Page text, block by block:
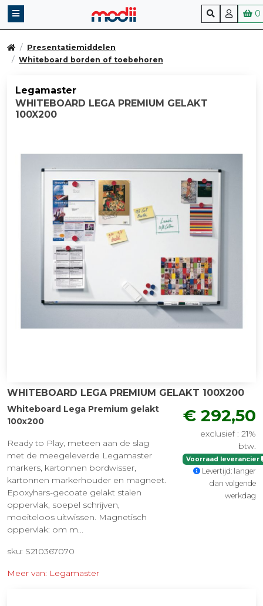
0
Presentatiemiddelen
Whiteboard borden of toebehoren
Legamaster
WHITEBOARD LEGA PREMIUM GELAKT
100X200
WHITEBOARD LEGA PREMIUM GELAKT 100X200
Whiteboard Lega Premium gelakt
100x200
Ready to Play, meteen aan de slag
met de meegeleverde Legamaster
markers, kartonnen bordwisser,
kartonnen markerhouder en magneet.
Epoxyhars-gecoate gelakt stalen
oppervlak, soepel schrijven,
moeiteloos uitwissen. Magnetisch
oppervlak: om m...
sku: S210367070
Meer van: Legamaster
€ 292,50
exclusief : 21%
btw.
Voorraad leverancier
Levertijd: langer
dan volgende
werkdag